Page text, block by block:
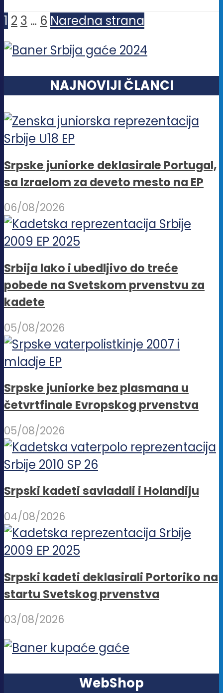
1 2 3 … 6 Naredna strana
NAJNOVIJI ČLANCI
Srpske juniorke deklasirale Portugal,
sa Izraelom za deveto mesto na EP
06/08/2026
Srbija lako i ubedljivo do treće
pobede na Svetskom prvenstvu za
kadete
05/08/2026
Srpske juniorke bez plasmana u
četvrtfinale Evropskog prvenstva
05/08/2026
Srpski kadeti savladali i Holandiju
04/08/2026
Srpski kadeti deklasirali Portoriko na
startu Svetskog prvenstva
03/08/2026
WebShop